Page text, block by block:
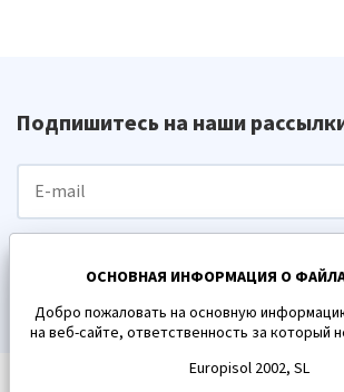
Подпишитесь на наши
ПОДПИСАТЬСЯ
ОСНОВНАЯ ИНФОРМАЦИЯ О
Добро пожаловать на основную
на веб-сайте, ответственность за который
Europisol 2002, SL